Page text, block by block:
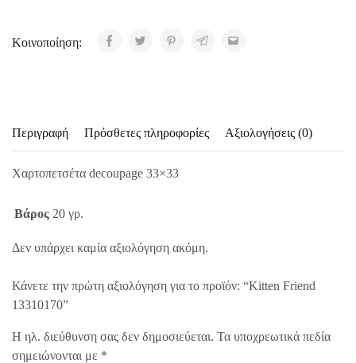
Κοινοποίηση:
Περιγραφή Πρόσθετες πληροφορίες Αξιολογήσεις (0)
Χαρτοπετσέτα decoupage 33×33
Βάρος 20 γρ.
Δεν υπάρχει καμία αξιολόγηση ακόμη.
Κάνετε την πρώτη αξιολόγηση για το προϊόν: “Kitten Friend
13310170”
Η ηλ. διεύθυνση σας δεν δημοσιεύεται. Τα υποχρεωτικά πεδία
σημειώνονται με *